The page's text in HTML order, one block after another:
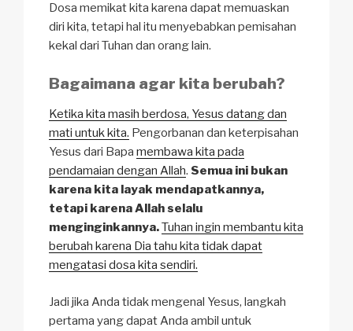
Dosa memikat kita karena dapat memuaskan
diri kita, tetapi hal itu menyebabkan pemisahan
kekal dari Tuhan dan orang lain.
Bagaimana agar kita berubah?
Ketika kita masih berdosa, Yesus datang dan
mati untuk kita. Pengorbanan dan keterpisahan
Yesus dari Bapa membawa kita pada
pendamaian dengan Allah. Semua ini bukan
karena kita layak mendapatkannya,
tetapi karena Allah selalu
menginginkannya.Tuhan ingin membantu kita
berubah karena Dia tahu kita tidak dapat
mengatasi dosa kita sendiri.
Jadi jika Anda tidak mengenal Yesus, langkah
pertama yang dapat Anda ambil untuk